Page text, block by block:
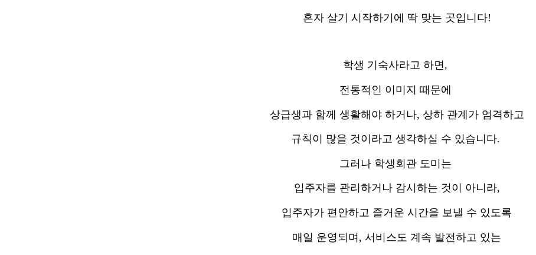
혼자 살기 시작하기에 딱 맞는 곳입니다!
학생 기숙사라고 하면,
전통적인 이미지 때문에
상급생과 함께 생활해야 하거나, 상하 관계가 엄격하고
규칙이 많을 것이라고 생각하실 수 있습니다.
그러나 학생회관 도미는
입주자를 관리하거나 감시하는 것이 아니라,
입주자가 편안하고 즐거운 시간을 보낼 수 있도록
매일 운영되며, 서비스도 계속 발전하고 있는